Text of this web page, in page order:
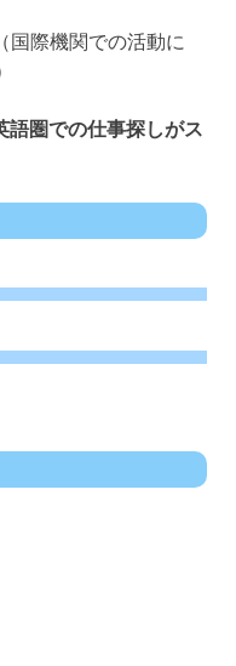
（国際機関での活動に
語圏での仕事探しがス